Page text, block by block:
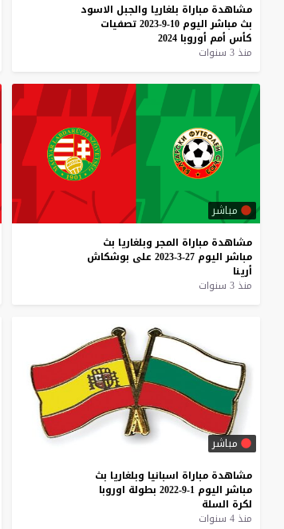
مشاهدة مباراة بلغاريا والجبل الاسود
بث مباشر اليوم 10-9-2023
تصفيات
كأس أمم أوروبا 2024
منذ 3 سنوات
مباشر
مشاهدة مباراة المجر وبلغاريا بث
مباشر اليوم 27-3-2023 على بوشكاش
أرينا
منذ 3 سنوات
مباشر
مشاهدة مباراة اسبانيا وبلغاريا بث
مباشر اليوم 1-9-2022 بطولة اوروبا
لكرة السلة
منذ 4 سنوات